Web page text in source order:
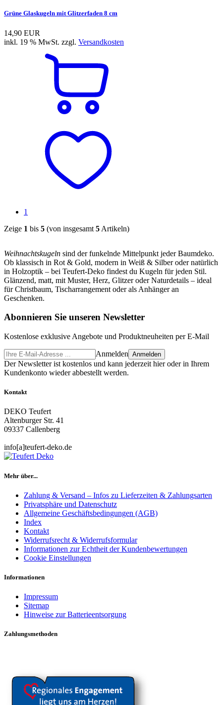
Grüne Glaskugeln mit Glitzerfaden 8 cm
14,90 EUR
inkl. 19 % MwSt. zzgl. Versandkosten
1
Zeige 1 bis 5 (von insgesamt 5 Artikeln)
Weihnachtskugeln sind der funkelnde Mittelpunkt jeder Baumdeko.
Ob klassisch in Rot & Gold, modern in Weiß & Silber oder natürlich
in Holzoptik – bei Teufert-Deko findest du Kugeln für jeden Stil.
Glänzend, matt, mit Muster, Herz, Glitzer oder Naturdetails – ideal
für Christbaum, Tischarrangement oder als Anhänger an
Geschenken.
Abonnieren Sie unseren Newsletter
Kostenlose exklusive Angebote und Produktneuheiten per E-Mail
Anmelden Anmelden
Der Newsletter ist kostenlos und kann jederzeit hier oder in Ihrem
Kundenkonto wieder abbestellt werden.
Kontakt
DEKO Teufert
Altenburger Str. 41
09337 Callenberg
info[a]teufert-deko.de
Mehr über...
Zahlung & Versand – Infos zu Lieferzeiten & Zahlungsarten
Privatsphäre und Datenschutz
Allgemeine Geschäftsbedingungen (AGB)
Index
Kontakt
Widerrufsrecht & Widerrufsformular
Informationen zur Echtheit der Kundenbewertungen
Cookie Einstellungen
Informationen
Impressum
Sitemap
Hinweise zur Batterieentsorgung
Zahlungsmethoden